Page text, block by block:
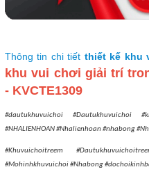
Thông tin chi tiết thiết kế khu
khu vui chơi giải trí
- KVCTE1309
#dautukhuvuichoi #Dautukhuvuichoi
#NHALIENHOAN #Nhalienhoan #nhabong
#Khuvuichoitreem
#Mohinhkhuvuichoi #Nhabong